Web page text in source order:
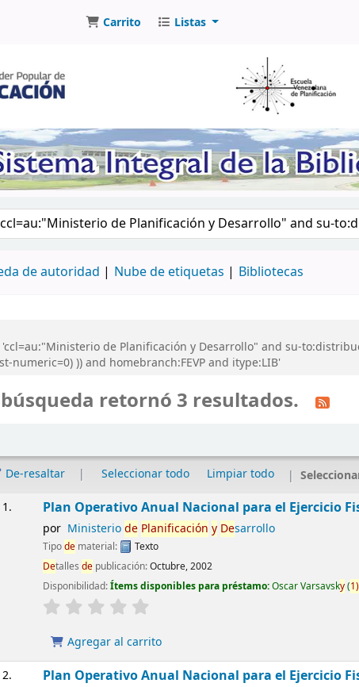
Carrito Listas
en el catálogo por palabra clave
de autoridad Nube de etiquetas Bibliotecas
de Planificación y Desarrollo" and su-
numeric=0) )) and homebranch:FEVP and itype:LIB'
retornó 3 resultados.
De-resaltar Seleccionar todo Limpiar todo
1. Plan Operativo Anual Nacional para el Ejercicio
por Ministeriode Planificación y Desarrollo
Tipode material:
Texto
Detallesde publicación:Octubre, 2002
Disponibilidad:Ítems disponibles para préstamo:Oscar Varsavsky(1)
Agregar al carrito
2. Plan Operativo Anual Nacional para el Ejercicio